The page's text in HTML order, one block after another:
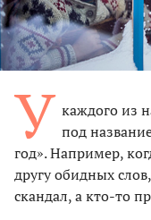
У каждого из
под
год». Например,
другу обидных
скандал, а кто-то